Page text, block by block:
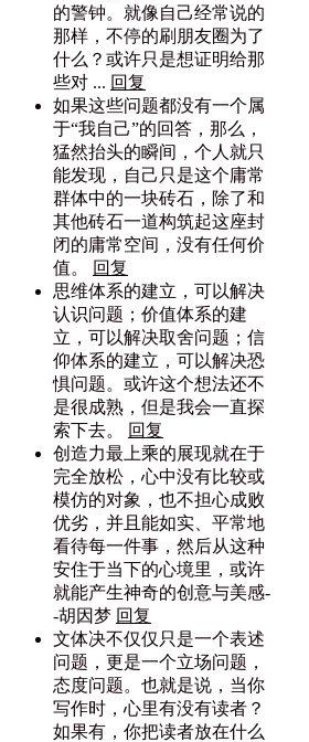
的警钟。就像自己经常说的
那样，不停的刷朋友圈为了
什么？或许只是想证明给那
些对 ... 回复
如果这些问题都没有一个属
于“我自己”的回答，那么，
猛然抬头的瞬间，个人就只
能发现，自己只是这个庸常
群体中的一块砖石，除了和
其他砖石一道构筑起这座封
闭的庸常空间，没有任何价
值。
回复
思维体系的建立，可以解决
认识问题；价值体系的建
立，可以解决取舍问题；信
仰体系的建立，可以解决恐
惧问题。或许这个想法还不
是很成熟，但是我会一直探
索下去。
回复
创造力最上乘的展现就在于
完全放松，心中没有比较或
模仿的对象，也不担心成败
优劣，并且能如实、平常地
看待每一件事，然后从这种
安住于当下的心境里，或许
就能产生神奇的创意与美感-
-胡因梦 回复
文体决不仅仅只是一个表述
问题，更是一个立场问题，
态度问题。也就是说，当你
写作时，心里有没有读者？
如果有，你把读者放在什么